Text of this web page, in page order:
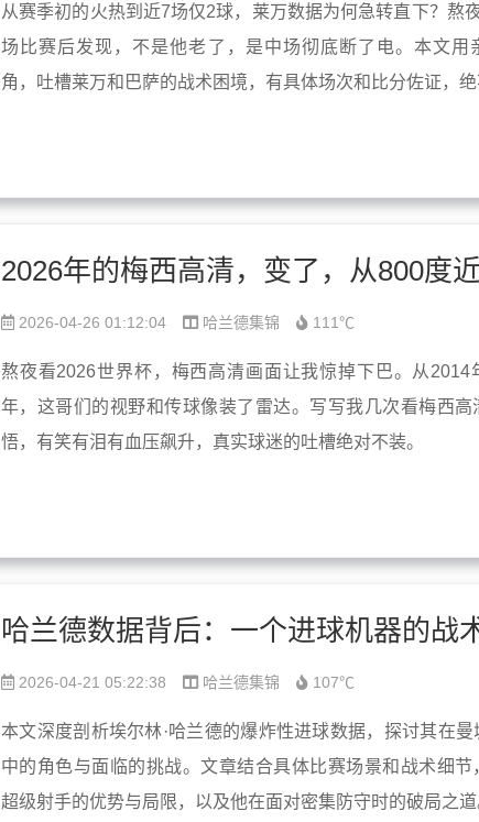
从赛季初的火热到近7场仅2球，莱万数据为何急转直下？熬
场比赛后发现，不是他老了，是中场彻底断了电。本文用
角，吐槽莱万和巴萨的战术困境，有具体场次和比分佐证，绝
2026-04-26 01:12:04 哈兰德集锦 111℃
熬夜看2026世界杯，梅西高清画面让我惊掉下巴。从2014
年，这哥们的视野和传球像装了雷达。写写我几次看梅西高
悟，有笑有泪有血压飙升，真实球迷的吐槽绝对不装。
2026-04-21 05:22:38 哈兰德集锦 107℃
本文深度剖析埃尔林·哈兰德的爆炸性进球数据，探讨其在曼
中的角色与面临的挑战。文章结合具体比赛场景和战术细节
超级射手的优势与局限，以及他在面对密集防守时的破局之道